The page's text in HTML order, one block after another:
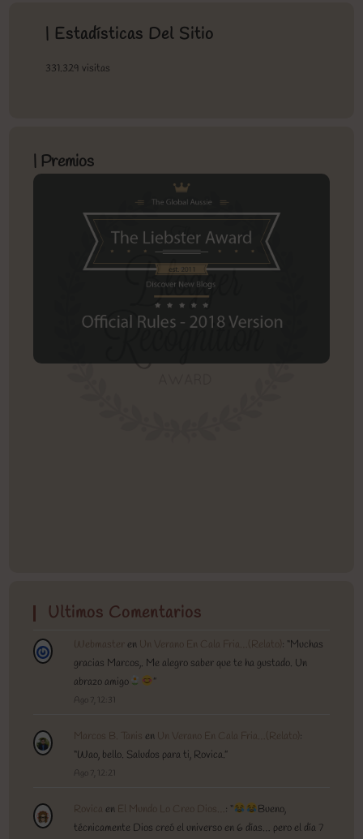
| Estadísticas Del Sitio
331.329 visitas
| Premios
Ultimos Comentarios
Webmaster en Un Verano En Cala Fria…(Relato) : “Muchas
gracias Marcos,. Me alegro saber que te ha gustado. Un
abrazo amigo
”
Ago 7, 12:31
Marcos B. Tanis en Un Verano En Cala Fria…(Relato) :
“Wao, bello. Saludos para ti, Rovica.”
Ago 7, 12:21
Rovica en El Mundo Lo Creo Dios… : “
Bueno,
técnicamente Dios creó el universo en 6 días… pero el día 7